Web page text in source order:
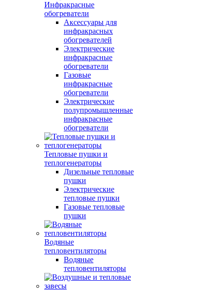
Инфракрасные
обогреватели
Аксессуары для
инфракрасных
обогревателей
Электрические
инфракрасные
обогреватели
Газовые
инфракрасные
обогреватели
Электрические
полупромышленные
инфракрасные
обогреватели
Тепловые пушки и
теплогенераторы
Дизельные тепловые
пушки
Электрические
тепловые пушки
Газовые тепловые
пушки
Водяные
тепловентиляторы
Водяные
тепловентиляторы